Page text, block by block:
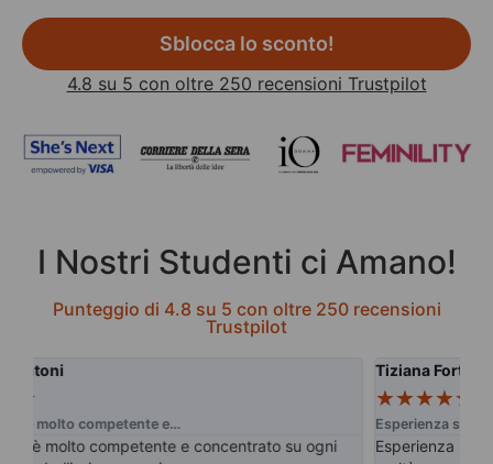
Sblocca lo sconto!
4.8 su 5 con oltre 250 recensioni Trustpilot
I Nostri Studenti ci Amano!
Punteggio di 4.8 su 5 con oltre 250 recensioni
Trustpilot
Tiziana Fortuna
★
Esperienza stupenda
Esperienza stupenda, ho conosciuto questa magnifica